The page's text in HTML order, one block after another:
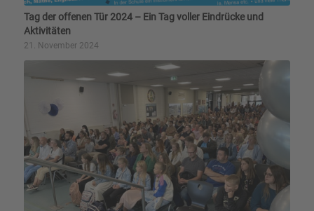
Tag der offenen Tür 2024 – Ein Tag voller Eindrücke und
Aktivitäten
21. November 2024